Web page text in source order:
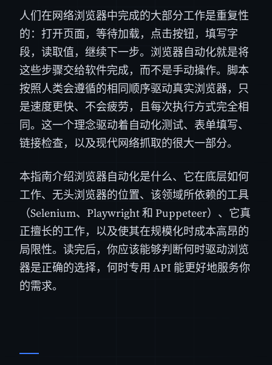
人们在网络浏览器中完成的大部分工作是重复性
的：打开页面，等待加载，点击按钮，填写字
段，读取值，继续下一步。浏览器自动化就是将
这些步骤交给软件完成，而不是手动操作。脚本
按照人类会遵循的相同顺序驱动真实浏览器，只
是速度更快、不会疲劳，且每次执行方式完全相
同。这一个理念驱动着自动化测试、表单填写、
链接检查，以及现代网络抓取的很大一部分。
本指南介绍浏览器自动化是什么、它在底层如何
工作、无头浏览器的位置、该领域所依赖的工具
（Selenium、Playwright 和 Puppeteer）、它真
正擅长的工作，以及使其在规模化时成本高昂的
局限性。读完后，你应该能够判断何时驱动浏览
器是正确的选择，何时专用 API 能更好地服务你
的需求。